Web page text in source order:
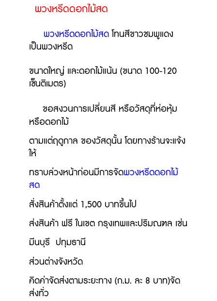
พวงหรีดดอกไม้สด
พวงหรีดดอกไม้สดโทนสีขาวชมพูแดง
เป็นพวงหรีด
ขนาดใหญ่ และดอกไม้แน้น (ขนาด 100-120
เซ็นติเมตร)
ขอสงวนการเปลี่ยนสี หรือวัสดุที่ห่อหุ้ม
หรือดอกไม้
ตามแต่ฤดูกาล ของวัสดุนั้น โดยทางร้านจะแจ้ง
ให้
ทราบล่วงหน้าก่อนมีการจัดพวงหรีดดอกไม้
สด
สั่งสินค้าตั้งแต่ 1,500 บาทขึ้นไป
ส่งสินค้า ฟรี ในเขต กรุงเทพและปริมณฑล เช่น
มีนบุรี ปทุมธานี
ส่วนต่างจังหวัด
คิดค่าจัดส่งตามระยะทาง (ก.ม. ละ 8 บาท)จัด
ส่งทั่ว